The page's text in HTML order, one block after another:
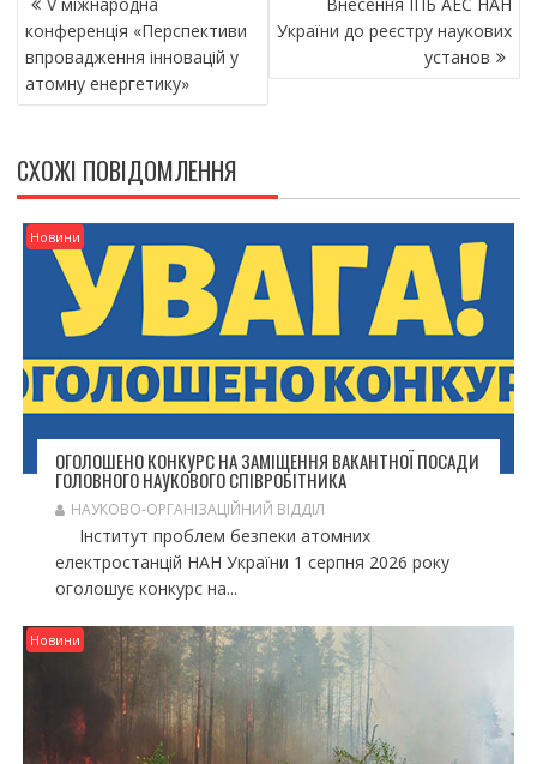
А
В
Г
Ц
І
Я
З
А
В
конференція «Перспективи
впровадження інновацій у
атомну енергетику»
України до реєстру наукових
установ
СХОЖІ ПОВІДОМЛЕННЯ
Новини
ОГОЛОШЕНО КОНКУРС НА ЗАМІЩЕННЯ ВАКАНТНОЇ ПОСАДИ
ГОЛОВНОГО НАУКОВОГО СПІВРОБІТНИКА
НАУКОВО-ОРГАНІЗАЦІЙНИЙ ВІДДІЛ
Інститут проблем безпеки атомних
електростанцій НАН України 1 серпня 2026 року
оголошує конкурс на...
Новини